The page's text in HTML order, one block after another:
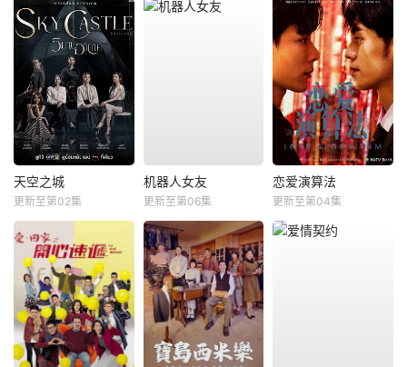
天空之城
更新至第02集
机器人女友
更新至第06集
恋爱演算法
更新至第04集